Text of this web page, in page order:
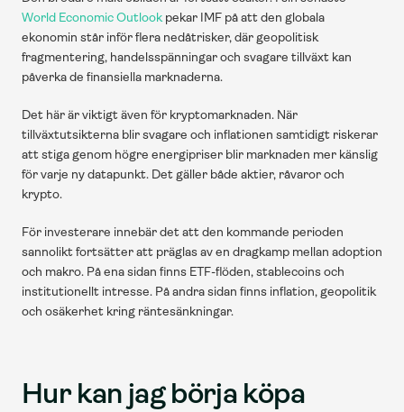
World Economic Outlook pekar IMF på att den globala
ekonomin står inför flera nedåtrisker, där geopolitisk
fragmentering, handelsspänningar och svagare tillväxt kan
påverka de finansiella marknaderna.
Det här är viktigt även för kryptomarknaden. När
tillväxtutsikterna blir svagare och inflationen samtidigt riskerar
att stiga genom högre energipriser blir marknaden mer känslig
för varje ny datapunkt. Det gäller både aktier, råvaror och
krypto.
För investerare innebär det att den kommande perioden
sannolikt fortsätter att präglas av en dragkamp mellan adoption
och makro. På ena sidan finns ETF-flöden, stablecoins och
institutionellt intresse. På andra sidan finns inflation, geopolitik
och osäkerhet kring räntesänkningar.
Hur kan jag börja köpa